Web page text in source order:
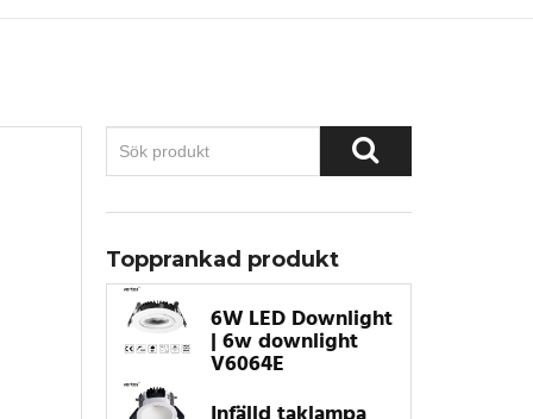
Topprankad produkt
6W LED Downlight
| 6w downlight
V6064E